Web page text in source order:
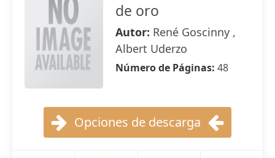
de oro
Autor: René Goscinny ,
Albert Uderzo
Número de Páginas: 48
Opciones de descarga